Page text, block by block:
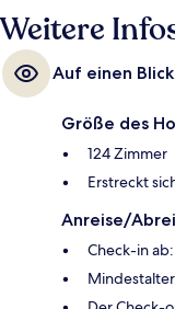
Weitere
Auf einen Blick
Größe des
124 Zimmer
Erstreckt
Anreise/
Check-in